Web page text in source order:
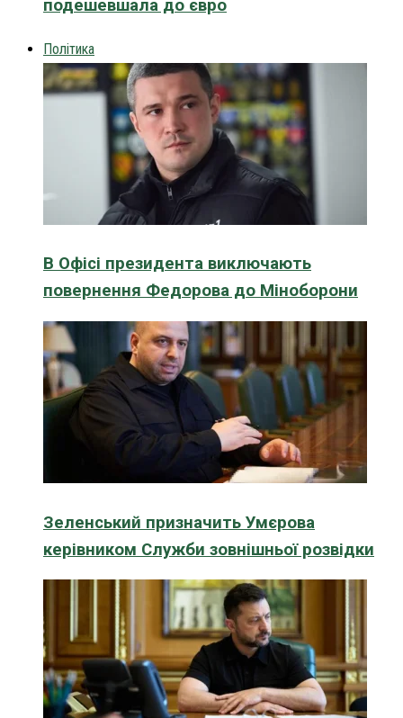
подешевшала до євро
Політика
В Офісі президента виключають
повернення Федорова до Міноборони
Зеленський призначить Умєрова
керівником Служби зовнішньої розвідки